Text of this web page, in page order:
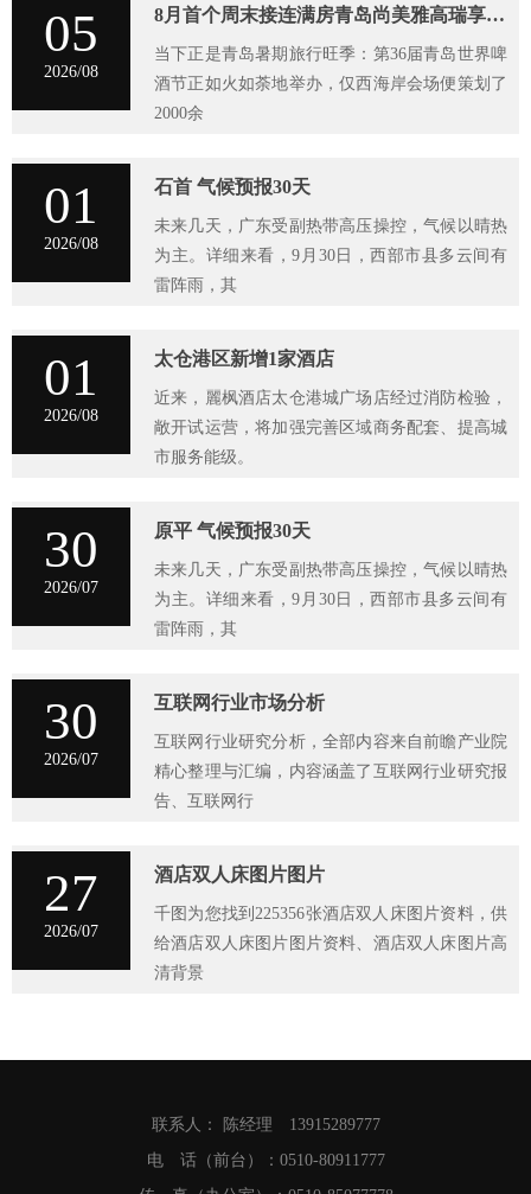
05
2026/08
8月首个周末接连满房青岛尚美雅高瑞享凭什么接住暑期流量？
当下正是青岛暑期旅行旺季：第36届青岛世界啤
酒节正如火如荼地举办，仅西海岸会场便策划了
2000余
01
2026/08
石首 气候预报30天
未来几天，广东受副热带高压操控，气候以晴热
为主。详细来看，9月30日，西部市县多云间有
雷阵雨，其
01
2026/08
太仓港区新增1家酒店
近来，麗枫酒店太仓港城广场店经过消防检验，
敞开试运营，将加强完善区域商务配套、提高城
市服务能级。
30
2026/07
原平 气候预报30天
未来几天，广东受副热带高压操控，气候以晴热
为主。详细来看，9月30日，西部市县多云间有
雷阵雨，其
30
2026/07
互联网行业市场分析
互联网行业研究分析，全部内容来自前瞻产业院
精心整理与汇编，内容涵盖了互联网行业研究报
告、互联网行
27
2026/07
酒店双人床图片图片
千图为您找到225356张酒店双人床图片资料，供
给酒店双人床图片图片资料、酒店双人床图片高
清背景
联系人： 陈经理 13915289777
电 话（前台）：0510-80911777